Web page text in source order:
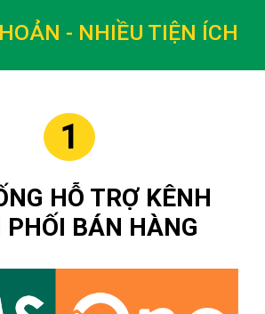
- NHIỀU TIỆN ÍCH
1
HỖ TRỢ KÊNH
PHỐI BÁN HÀNG